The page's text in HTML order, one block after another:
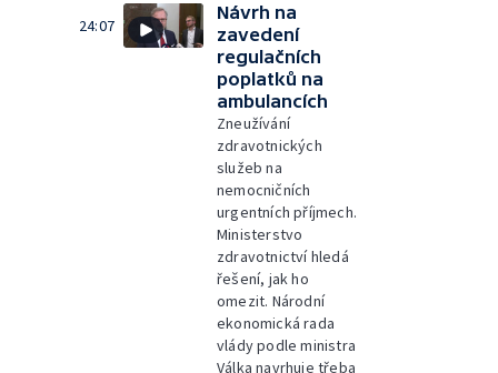
24:07
Návrh na
zavedení
regulačních
poplatků na
ambulancích
Zneužívání
zdravotnických
služeb na
nemocničních
urgentních příjmech.
Ministerstvo
zdravotnictví hledá
řešení, jak ho
omezit. Národní
ekonomická rada
vlády podle ministra
Válka navrhuje třeba